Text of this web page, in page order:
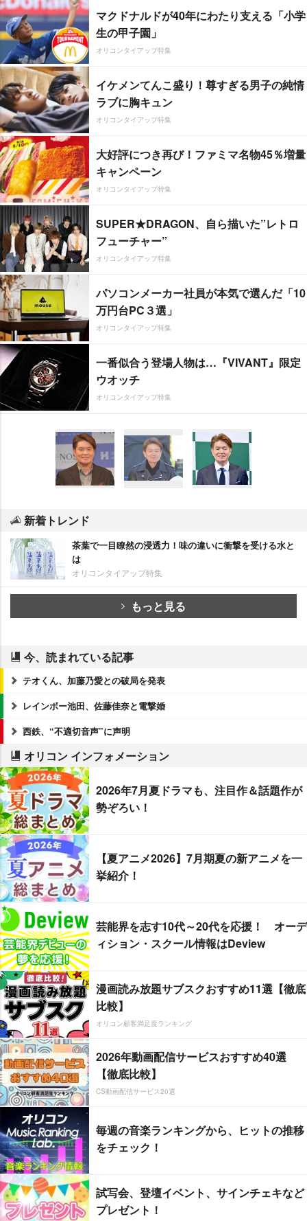
マクドナルドが40年にわたり支える「小学
生の甲子園」
オリコンタイアップ特集
イケメンてんこ盛り！尊すぎる男子の純情
ラブに胸キュン
オリコンタイアップ特集
大好評につき再び！ファミマ名物45％増量
キャンペーン
オリコンタイアップ特集
SUPER★DRAGON、自ら描いた”レトロ
フューチャー”
オリコンタイアップ特集
パソコンメーカー社員が本気で選んだ「10
万円台PC３選」
オリコンタイアップ特集
一番似合う登場人物は…『VIVANT』限定
ウオッチ
オリコンタイアップ特集
新着トレンド
茶葉で一目瞭然の浸透力！味の違いに衝撃を受ける水と
は
オリコンタイアップ特集
もっと見る
今、読まれている記事
テオくん、加藤乃愛との破局を発表
レインボー池田、佐藤佳奈と電撃婚
西鉄、“不適切音声”に声明
オリコン インフォメーション
2026年7月夏ドラマも、注目作＆話題作が
勢ぞろい！
【夏アニメ2026】7月期夏の新アニメを一
挙紹介！
芸能界を志す10代～20代を応援！ オーデ
ィション・スクール情報はDeview
漫画読み放題サブスクおすすめ11選【徹底
比較】
オリコン顧客満足度ランキング
2026年動画配信サービスおすすめ40選
【徹底比較】
CS動画配信サービス20選
毎週の音楽ランキングから、ヒットの推移
をチェック！
試写会、登壇イベント、サインチェキなど
プレゼント！